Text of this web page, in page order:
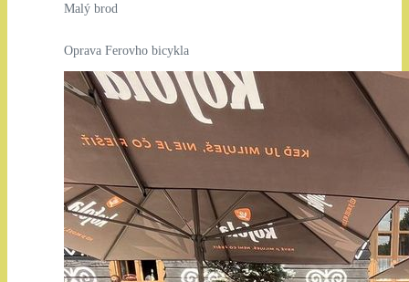
Malý brod
Oprava Ferovho bicykla